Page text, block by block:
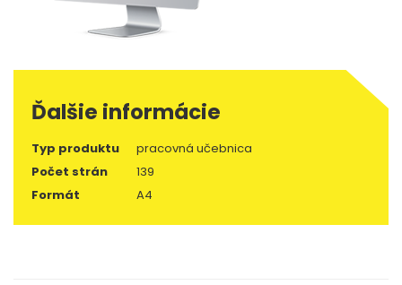
Ďalšie informácie
Typ produktu
pracovná učebnica
Počet strán
139
Formát
A4